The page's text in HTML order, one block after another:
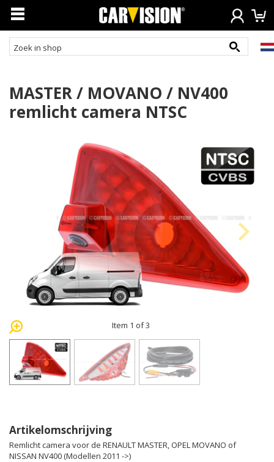
MASTER / MOVANO / NV400
remlicht camera NTSC
Item 1 of 3
Artikelomschrijving
Remlicht camera voor de RENAULT MASTER, OPEL MOVANO of
NISSAN NV400 (Modellen 2011 ->)